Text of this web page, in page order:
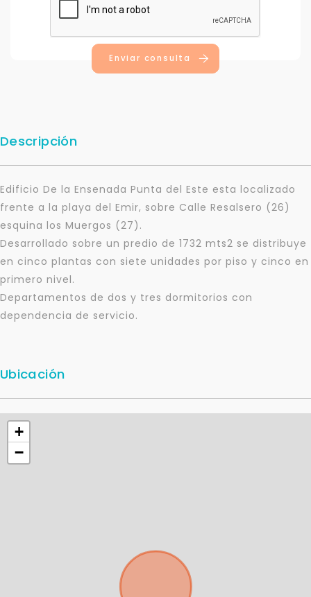
Enviar consulta
Descripción
Edificio De la Ensenada Punta del Este esta localizado
frente a la playa del Emir, sobre Calle Resalsero (26)
esquina los Muergos (27).
Desarrollado sobre un predio de 1732 mts2 se distribuye
en cinco plantas con siete unidades por piso y cinco en
primero nivel.
Departamentos de dos y tres dormitorios con
dependencia de servicio.
Ubicación
+
−
sistema de gestión de clientes.